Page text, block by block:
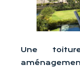
Une